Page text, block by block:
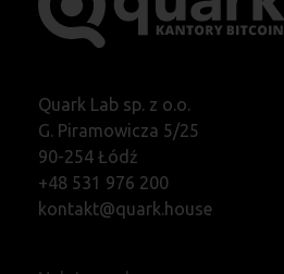
Quark Lab sp. z o.o.
G. Piramowicza 5/25
90-254 Łódź
+48 531 976 200
kontakt@quark.house